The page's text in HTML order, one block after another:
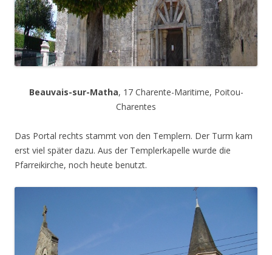
Beauvais-sur-Matha, 17 Charente-Maritime, Poitou-
Charentes
Das Portal rechts stammt von den Templern. Der Turm kam
erst viel später dazu. Aus der Templerkapelle wurde die
Pfarreikirche, noch heute benutzt.